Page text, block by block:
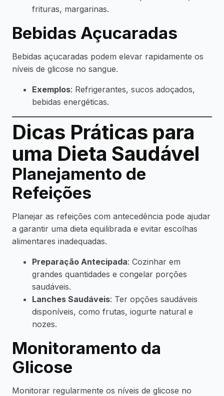
frituras, margarinas.
Bebidas Açucaradas
Bebidas açucaradas podem elevar rapidamente os
níveis de glicose no sangue.
Exemplos: Refrigerantes, sucos adoçados,
bebidas energéticas.
Dicas Práticas para
uma Dieta Saudável
Planejamento de
Refeições
Planejar as refeições com antecedência pode ajudar
a garantir uma dieta equilibrada e evitar escolhas
alimentares inadequadas.
Preparação Antecipada: Cozinhar em
grandes quantidades e congelar porções
saudáveis.
Lanches Saudáveis: Ter opções saudáveis
disponíveis, como frutas, iogurte natural e
nozes.
Monitoramento da
Glicose
Monitorar regularmente os níveis de glicose no